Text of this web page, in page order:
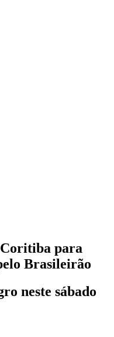
Coritiba para
Brasileirão
neste sábado